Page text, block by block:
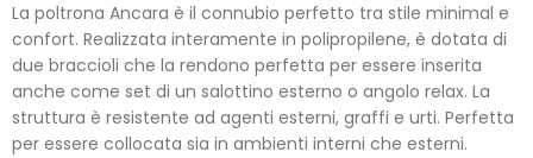
La poltrona Ancara è il connubio perfetto tra stile minimal e
confort. Realizzata interamente in polipropilene, è dotata di
due braccioli che la rendono perfetta per essere inserita
anche come set di un salottino esterno o angolo relax. La
struttura è resistente ad agenti esterni, graffi e urti. Perfetta
per essere collocata sia in ambienti interni che esterni.